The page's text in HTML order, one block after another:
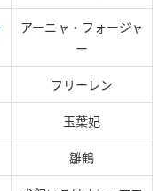
アーニャ・フォージャ
ー
フリーレン
玉葉妃
雛鶴